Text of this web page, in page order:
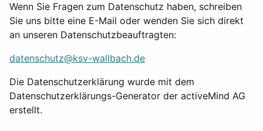
Wenn Sie Fragen zum Datenschutz haben, schreiben
Sie uns bitte eine E-Mail oder wenden Sie sich direkt
an unseren Datenschutzbeauftragten:
datenschutz@ksv-wallbach.de
Die Datenschutzerklärung wurde mit dem
Datenschutzerklärungs-Generator der activeMind AG
erstellt.